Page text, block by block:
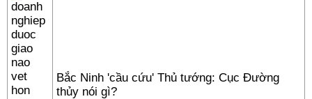
Bắc Ninh 'cầu cứu' Thủ tướng: Cục Đường
thủy nói gì?